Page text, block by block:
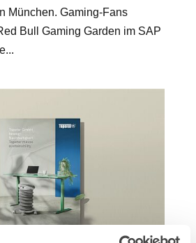
München. Gaming-Fans
Bull Gaming Garden im SAP